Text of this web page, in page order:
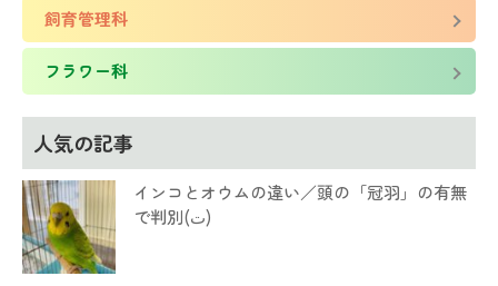
飼育管理科
フラワー科
人気の記事
インコとオウムの違い／頭の「冠羽」の有無
で判別(ت)